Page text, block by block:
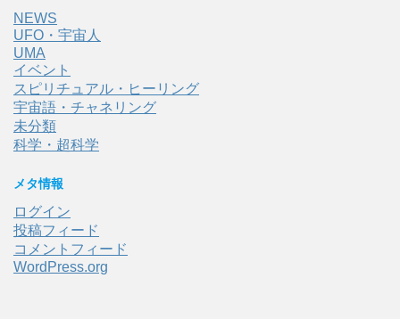
NEWS
UFO・宇宙人
UMA
イベント
スピリチュアル・ヒーリング
宇宙語・チャネリング
未分類
科学・超科学
メタ情報
ログイン
投稿フィード
コメントフィード
WordPress.org